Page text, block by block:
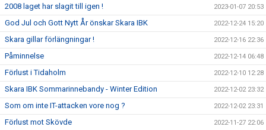
2008 laget har slagit till igen ! 2023-01-07 20:53
God Jul och Gott Nytt År önskar Skara IBK 2022-12-24 15:20
Skara gillar förlängningar ! 2022-12-16 22:36
Påminnelse 2022-12-14 06:48
Förlust i Tidaholm 2022-12-10 12:28
Skara IBK Sommarinnebandy - Winter Edition 2022-12-02 23:32
Som om inte IT-attacken vore nog ? 2022-12-02 23:31
Förlust mot Skövde 2022-11-27 22:06